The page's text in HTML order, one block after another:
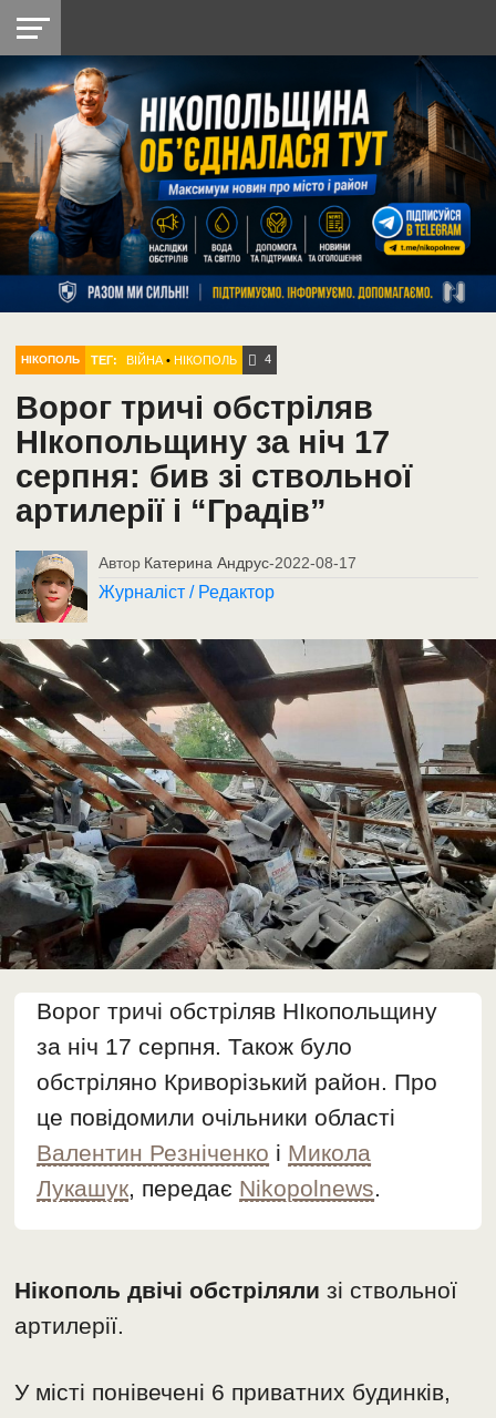
НІКОПОЛЬ
РАЙОН
СІЧЕСЛАВСЬКА
УКРАЇНА
РЕТРО
НІКОПОЛЬ
ЛАЙТ
УКРАЇНА
ДОПОМОГА
РАДІО
НІКОПОЛЬ ТЕГ: ВІЙНА •НІКОПОЛЬ 4
Ворог тричі обстріляв
НІкопольщину за ніч 17
серпня: бив зі ствольної
артилерії і “Градів”
Автор Катерина Андрус-2022-08-17
Журналіст / Редактор
Ворог тричі обстріляв НІкопольщину
за ніч 17 серпня. Також було
обстріляно Криворізький район. Про
це повідомили очільники області
Валентин Резніченко і Микола
Лукашук, передає Nikopolnews.
Нікополь двічі обстріляли зі ствольної
артилерії.
У місті понівечені 6 приватних будинків,